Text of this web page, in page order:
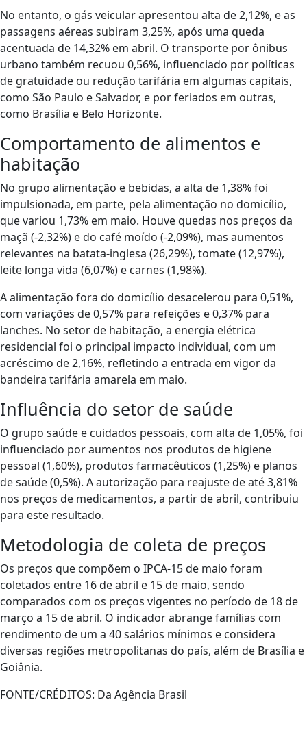
No entanto, o gás veicular apresentou alta de 2,12%, e as
passagens aéreas subiram 3,25%, após uma queda
acentuada de 14,32% em abril. O transporte por ônibus
urbano também recuou 0,56%, influenciado por políticas
de gratuidade ou redução tarifária em algumas capitais,
como São Paulo e Salvador, e por feriados em outras,
como Brasília e Belo Horizonte.
Comportamento de alimentos e
habitação
No grupo alimentação e bebidas, a alta de 1,38% foi
impulsionada, em parte, pela alimentação no domicílio,
que variou 1,73% em maio. Houve quedas nos preços da
maçã (-2,32%) e do café moído (-2,09%), mas aumentos
relevantes na batata-inglesa (26,29%), tomate (12,97%),
leite longa vida (6,07%) e carnes (1,98%).
A alimentação fora do domicílio desacelerou para 0,51%,
com variações de 0,57% para refeições e 0,37% para
lanches. No setor de habitação, a energia elétrica
residencial foi o principal impacto individual, com um
acréscimo de 2,16%, refletindo a entrada em vigor da
bandeira tarifária amarela em maio.
Influência do setor de saúde
O grupo saúde e cuidados pessoais, com alta de 1,05%, foi
influenciado por aumentos nos produtos de higiene
pessoal (1,60%), produtos farmacêuticos (1,25%) e planos
de saúde (0,5%). A autorização para reajuste de até 3,81%
nos preços de medicamentos, a partir de abril, contribuiu
para este resultado.
Metodologia de coleta de preços
Os preços que compõem o IPCA-15 de maio foram
coletados entre 16 de abril e 15 de maio, sendo
comparados com os preços vigentes no período de 18 de
março a 15 de abril. O indicador abrange famílias com
rendimento de um a 40 salários mínimos e considera
diversas regiões metropolitanas do país, além de Brasília e
Goiânia.
FONTE/CRÉDITOS: Da Agência Brasil